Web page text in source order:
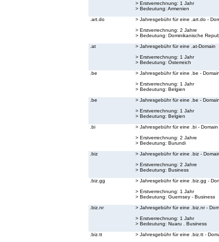
> Erstverrechnung: 1 Jahr
> Bedeutung: Armenien
.art.do
> Jahresgebühr für eine .art.do -
> Erstverrechnung: 2 Jahre
> Bedeutung: Dominikanische
.at
> Jahresgebühr für eine .at-Domain
> Erstverrechnung: 1 Jahr
> Bedeutung: Österreich
.be
> Jahresgebühr für eine .be -
> Erstverrechnung: 1 Jahr
> Bedeutung: Belgien
.be
> Jahresgebühr für eine .be -
> Erstverrechnung: 1 Jahr
> Bedeutung: Belgien
.bi
> Jahresgebühr für eine .bi - Domain
> Erstverrechnung: 2 Jahre
> Bedeutung: Burundi
.biz
> Jahresgebühr für eine .biz -
> Erstverrechnung: 2 Jahre
> Bedeutung: Business
.biz.gg
> Jahresgebühr für eine .biz.gg -
> Erstverrechnung: 1 Jahr
> Bedeutung: Guernsey - Business
.biz.nr
> Jahresgebühr für eine .biz.nr -
> Erstverrechnung: 1 Jahr
> Bedeutung: Nuaru . Business
.biz.tt
> Jahresgebühr für eine .biz.tt -